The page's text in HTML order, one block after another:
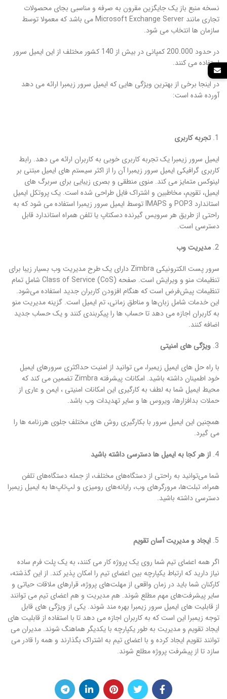
نسخه منبع باز یک جایگزین مقرون به صرفه و مناسبی بجای محصولات
تجاری مانند Microsoft Exchange Server می باشد که معمولا توسط
سازمان ها انتخاب می شود.
در حدود 200.000 کمپانی در بیش از 140 کشور مختلف از این ایمیل سرور
استفاده می کنند.
در اینجا برخی از بهترین ویژگی هایی که ایمیل سرور زیمبرا ارائه می دهد
آورده شده است:
تجربه کاربری
ایمیل سرور زیمبرا یک تجربه کاربری خوبی به کاربران ارائه می دهد. رابط
کاربری گرافیکی ایمیل سرور زیمبرا آن را از اکثر سیستم های ایمیل مبتنی بر
لینوکس متمایز می کند. منوی منطقی و بصری زیبایی برای سربرگ های
ایمیل، تقویم، مخاطبین و اشتراک فایل طراحی شده است. یک پروتکل ایمیل
استاندارد POP3 و IMAPS توسط ایمیل سرور زیمبرا استفاده می شود که به
راحتی از طریق هر سرویس گیرنده دسکتاپ یا تلفن همراه استاندارد قابل
دسترسی است.
مدیریت وب
سرور پست الکترونیکی Zimbra دارای یک طرح مدیریت وب بسیار زیبا برای
تنظیمات منو و ویرایش است. صفحه Class of Service (CoS) شامل تمام
تنظیمات پیش‌فرض است که هنگام افزودن کاربران جدید استفاده می‌شود.
این خدمات شامل زبان‌ها و مناطق زمانی، تم ایمیل است. گزینه مدیریت منو
به کاربران اجازه می دهد تا حساب ها را پیکربندی کنند و یک حساب جدید
اضافه کنند.
ویژگی های امنیتی
با راه حل های ایمیل زیمبرا، می توانید از امنیت حداکثری سرورهای ایمیل
خود اطمینان داشته باشید. امکانات پیشرفته Zimbra تضمین می کند که
محیط ایمیل شما به لطف به کارگیری این امکانات امنیتی ، ایمن و عاری از
حملات بدافزارها، ویروس ها و سایر تهدیدات وب باشد.
همچنین این ایمیل سرور با بکارگیری روش های مختلف جلوی هرزنامه ها را
می گیرد.
از هر کجا به ایمیل ها دسترسی داشته باشید
شما می‌توانید به راحتی از دستگاه‌های مختلف، از جمله دستگاه‌های تلفن
همراه، تبلت‌ها، مرورگرهای وب، رایانه‌های رومیزی و لپ‌تاپ‌ها به ایمیل زیمبرا
دسترسی داشته باشید.
ایجاد و مدیریت آسان تقویم
اگر همه اعضای تیم شما روی یک پروژه کار می کنند، به یک پلت فرم ساده
نیاز دارید که ارتباط یکپارچه بین اعضای تیم را امکان پذیر کند. از این گذشته،
کارکنان شما باید در زمان واقعی از مهلت‌های پروژه، قرارهای ملاقات حیاتی و
سایر پیشرفت‌های مهم مطلع شوند. هم مدیریت و هم اعضای تیم می توانند
از قابلیت های ایمیل سرور زیمبرا بهره مند شوند. یکی از ویژگی های قابل
توجه زیمبرا این است که به کاربران اجازه می دهد تا با استفاده از قابلیت های
ایجاد تقویم و مدیریت به طور یکپارچه با یکدیگر هماهنگ شوند. مدیران می
توانند تقویم ایجاد کرده و با اعضای تیم به اشتراک بگذارند و همه را قادر می
سازد تا از پیشرفت پروژه مطلع شوند.